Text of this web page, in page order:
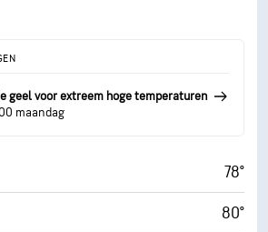
geel voor extreem hoge temperaturen
maandag
78°
80°